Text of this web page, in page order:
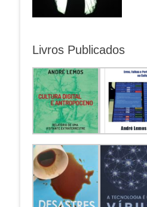
Livros Publicados